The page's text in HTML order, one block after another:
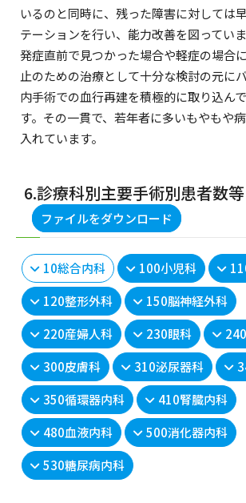
いるのと同時に、残った障害に対しては
テーションを行い、能力改善を図っていま
発症直前で見つかった場合や軽症の場合
止のための治療として十分な検討の元に
内手術での血行再建を積極的に取り込ん
す。その一貫で、若年者に多いもやもや
入れています。
6.診療科別主要手術別患者数等
ファイルをダウンロード
10総合内科 100小児科
120整形外科
150脳神経外科
220産婦人科
230眼科
300皮膚科
310泌尿器科
350循環器内科
410腎臓内科
480血液内科
500消化器内科
530糖尿病内科